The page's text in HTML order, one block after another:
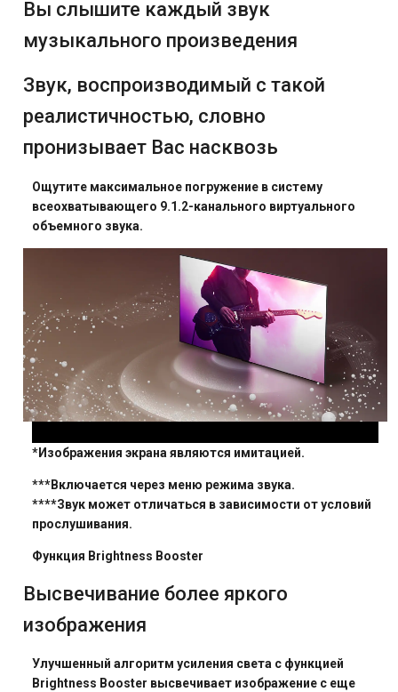
Вы слышите каждый звук
музыкального произведения
Звук, воспроизводимый с такой
реалистичностью, словно
пронизывает Вас насквозь
Ощутите максимальное погружение в систему
всеохватывающего 9.1.2-канального виртуального
объемного звука.
*Изображения экрана являются имитацией.
***Включается через меню режима звука.
****Звук может отличаться в зависимости от условий
прослушивания.
Функция Brightness Booster
Высвечивание более яркого
изображения
Улучшенный алгоритм усиления света с функцией
Brightness Booster высвечивает изображение с еще